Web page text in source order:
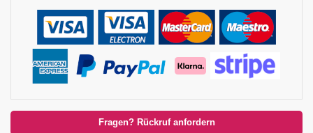
Fragen? Rückruf anfordern